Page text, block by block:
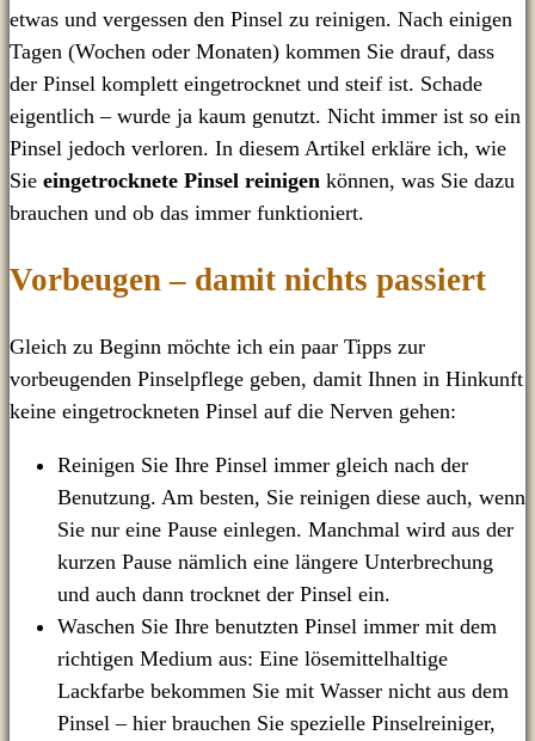
etwas und vergessen den Pinsel zu reinigen. Nach einigen
Tagen (Wochen oder Monaten) kommen Sie drauf, dass
der Pinsel komplett eingetrocknet und steif ist. Schade
eigentlich – wurde ja kaum genutzt. Nicht immer ist so ein
Pinsel jedoch verloren. In diesem Artikel erkläre ich, wie
Sie eingetrocknete Pinsel reinigen können, was Sie dazu
brauchen und ob das immer funktioniert.
Vorbeugen – damit nichts passiert
Gleich zu Beginn möchte ich ein paar Tipps zur
vorbeugenden Pinselpflege geben, damit Ihnen in Hinkunft
keine eingetrockneten Pinsel auf die Nerven gehen:
Reinigen Sie Ihre Pinsel immer gleich nach der
Benutzung. Am besten, Sie reinigen diese auch, wenn
Sie nur eine Pause einlegen. Manchmal wird aus der
kurzen Pause nämlich eine längere Unterbrechung
und auch dann trocknet der Pinsel ein.
Waschen Sie Ihre benutzten Pinsel immer mit dem
richtigen Medium aus: Eine lösemittelhaltige
Lackfarbe bekommen Sie mit Wasser nicht aus dem
Pinsel – hier brauchen Sie spezielle Pinselreiniger,